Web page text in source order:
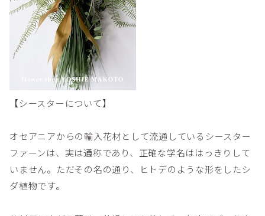
【シースターについて】
オセアニアからの輸入花材として流通しているシースター
ファーンは、実は通称であり、正確な学名ははっきりして
いません。ただその名の通り、ヒトデのような形をしたシ
ダ植物です。